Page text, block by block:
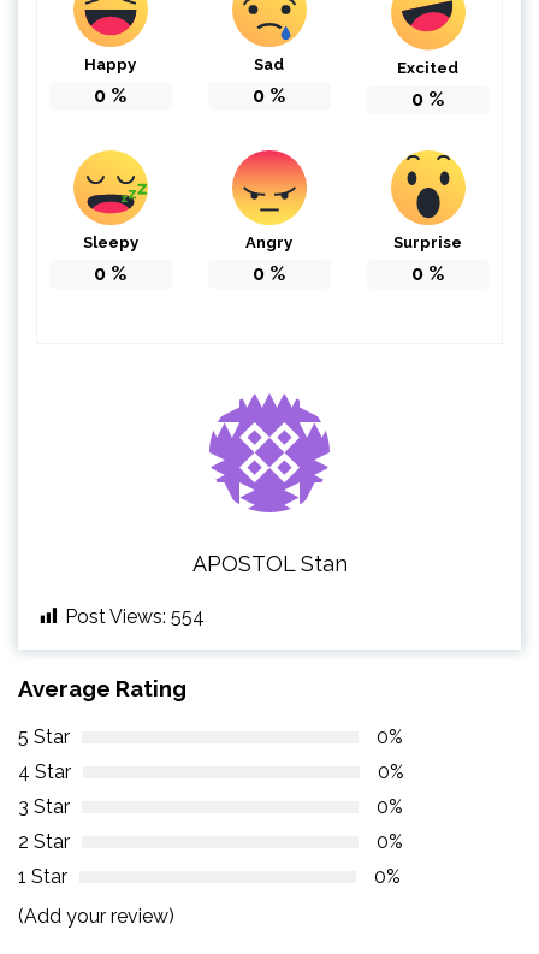
Happy
0 %
Sad
0 %
Excited
0 %
Sleepy
0 %
Angry
0 %
Surprise
0 %
APOSTOL Stan
Post Views: 554
Average Rating
5 Star
0%
4 Star
0%
3 Star
0%
2 Star
0%
1 Star
0%
(Add your review)